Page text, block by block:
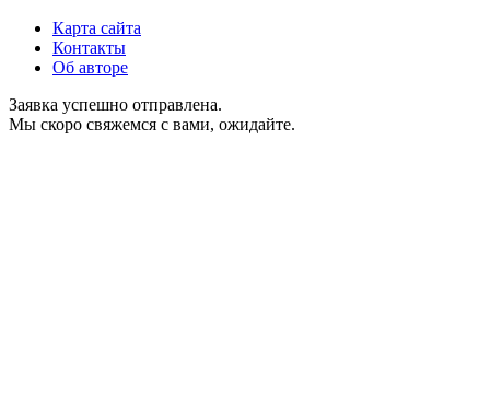
Карта сайта
Контакты
Об авторе
Заявка успешно отправлена.
Мы скоро свяжемся с вами, ожидайте.